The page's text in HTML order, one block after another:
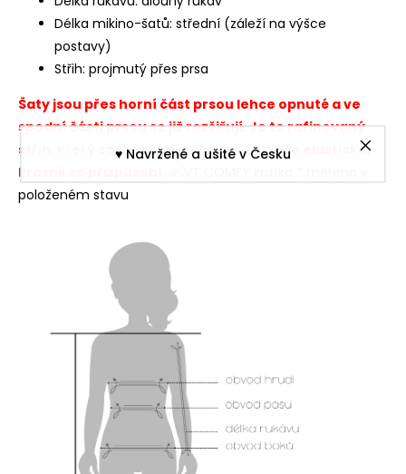
♥︎ Navržené a ušité v Česku
Délka mikino-šatů: střední (záleží na výšce
postavy)
Střih: projmutý přes prsa
Šaty jsou přes horní část prsou lehce opnuté a ve
spodní části prsou se již rozšiřují. Je to rafinovaný
střih, který zakryje opravdu vše. Látka je elastická,
krásně se přizpůsobí.
položeném stavu